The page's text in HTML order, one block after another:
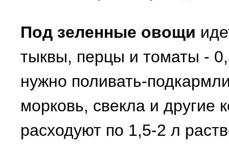
Под зеленные овощи
тыквы, перцы и томаты -
нужно поливать-
морковь, свекла и другие
расходуют по 1,5-2 л